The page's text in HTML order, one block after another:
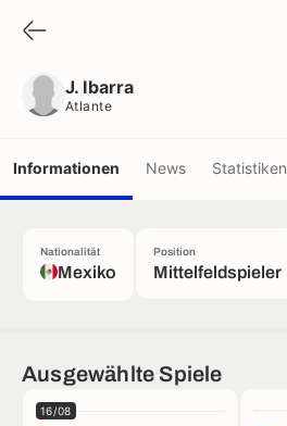
J. Ibarra
Atlante
Informationen News Statistiken
Nationalität
Mexiko
Position
Mittelfeldspieler
Ausgewählte Spiele
16/08